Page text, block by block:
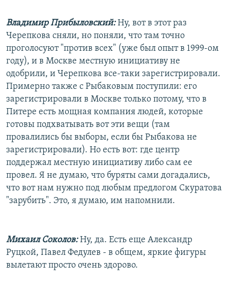
Владимир Прибыловский:Ну, вот в этот раз
Черепкова сняли, но поняли, что там точно
проголосуют "против всех" (уже был опыт в 1999-ом
году), и в Москве местную инициативу не
одобрили, и Черепкова все-таки зарегистрировали.
Примерно также с Рыбаковым поступили: его
зарегистрировали в Москве только потому, что в
Питере есть мощная компания людей, которые
готовы подхватывать вот эти вещи (там
провалились бы выборы, если бы Рыбакова не
зарегистрировали). Но есть вот: где центр
поддержал местную инициативу либо сам ее
провел. Я не думаю, что буряты сами догадались,
что вот нам нужно под любым предлогом Скуратова
"зарубить". Это, я думаю, им напомнили.
Михаил Соколов:Ну, да. Есть еще Александр
Руцкой, Павел Федулев - в общем, яркие фигуры
вылетают просто очень здорово.